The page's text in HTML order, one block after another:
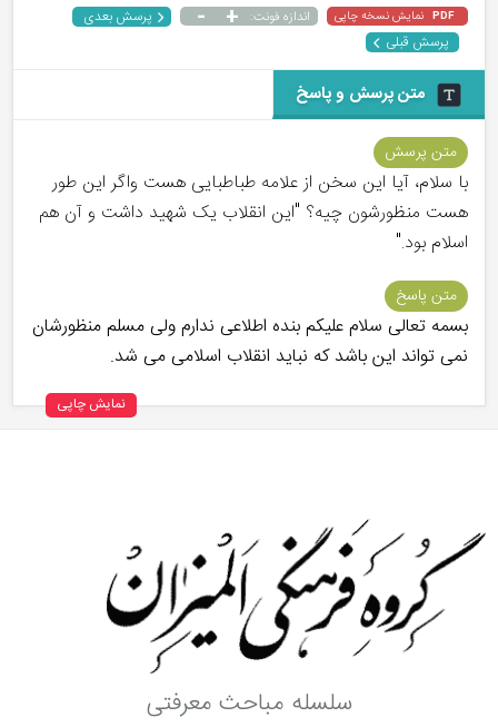
PDF نمایش نسخه چاپی اندازه فونت: +
-
پرسش بعدی
پرسش قبلی
متن پرسش و پاسخ
متن پرسش
با سلام، آیا این سخن از علامه طباطبایی هست واگر این طور
هست منظورشون چیه؟ "این انقلاب یک شهید داشت و آن هم
اسلام بود."
متن پاسخ
بسمه تعالی سلام علیکم بنده اطلاعی ندارم ولی مسلم منظورشان
نمی تواند این باشد که نباید انقلاب اسلامی می شد.
نمایش چاپی
سلسله مباحث معرفتی